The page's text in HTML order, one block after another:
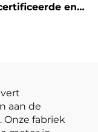
en
aan de
fabriek